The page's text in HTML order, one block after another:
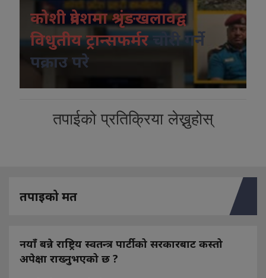
कोशी प्रदेशमा श्रृंङखलावद्व
विधुतीय ट्रान्सफर्मर
चोरी गर्ने
पक्राउ परे
तपाईको प्रतिक्रिया लेख्नुहोस्
तपाइको मत
नयाँ बन्ने राष्ट्रिय स्वतन्त्र पार्टीको सरकारबाट कस्तो
अपेक्षा राख्नुभएको छ ?